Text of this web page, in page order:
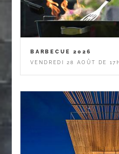
BARBECUE 2026
VENDREDI 28 AOÛT DE